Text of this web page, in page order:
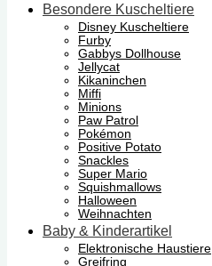
Besondere Kuscheltiere
Disney Kuscheltiere
Furby
Gabbys Dollhouse
Jellycat
Kikaninchen
Miffi
Minions
Paw Patrol
Pokémon
Positive Potato
Snackles
Super Mario
Squishmallows
Halloween
Weihnachten
Baby & Kinderartikel
Elektronische Haustiere
Greifring